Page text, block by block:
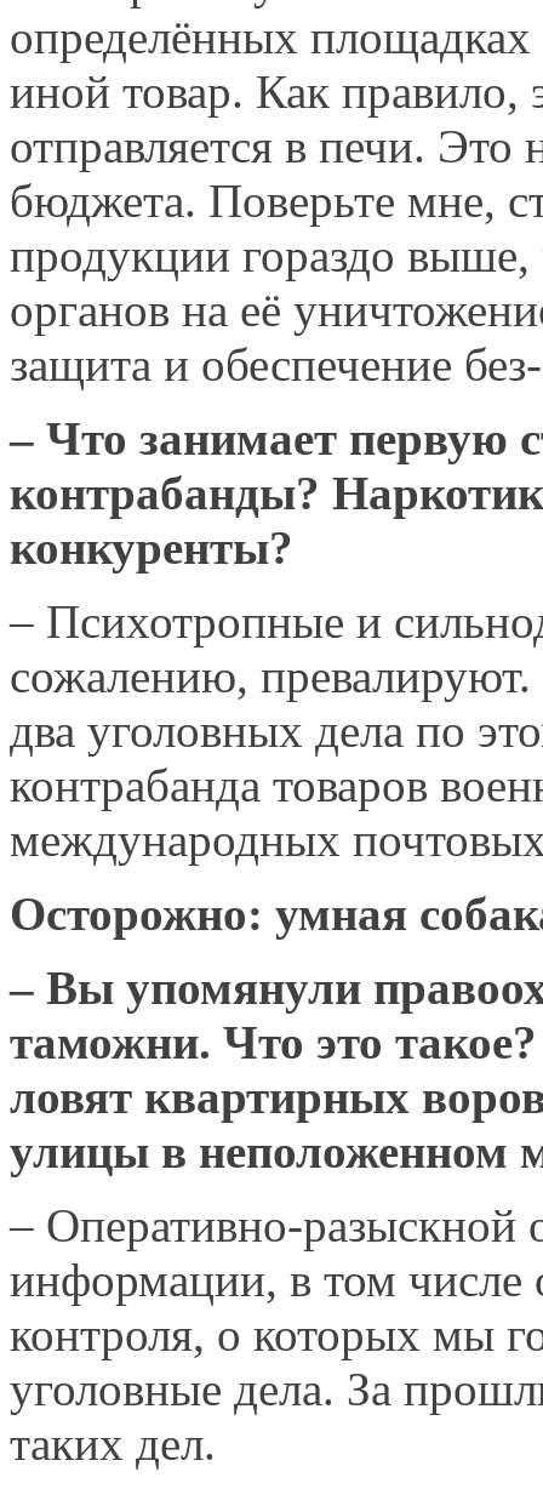
определённых
иной товар. Как правило,
отправляется в печи. Это
бюджета. Поверьте мне,
продукции гораздо
органов на её
защита и обеспечение
– Что занимает первую
контрабанды?
конкуренты?
– Психотропные и
сожалению,
два уголовных дела по
контрабанда товаров
международных
Осторожно: умная
– Вы упомянули
таможни. Что это
ловят квартирных
улицы в неположенном
– Оперативно-разыскной
информации, в том числе
контроля, о которых мы
уголовные дела. За
таких дел.